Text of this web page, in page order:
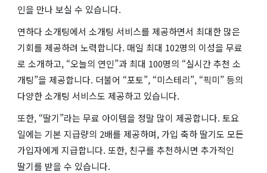
인을 만나 보실 수 있습니다.
연하다 소개팅에서 소개팅 서비스를 제공하면서 최대한 많은
기회를 제공하려 노력합니다. 매일 최대 102명의 이성을 무료
로 소개하고, “오늘의 연인”과 최대 100명의 “실시간 추천 소
개팅”을 제공합니다. 더불어 “포토”, “미스테리”, “픽미” 등의
다양한 소개팅 서비스도 제공하고 있습니다.
또한, “딸기”라는 무료 아이템을 정말 많이 제공합니다. 토요
일에는 기본 지급량의 2배를 제공하며, 가입 축하 딸기도 모든
가입자에게 지급합니다. 또한, 친구를 추천하시면 추가적인
딸기를 받을 수 있습니다.